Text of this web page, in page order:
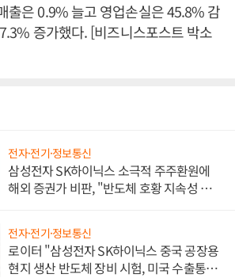
출은 0.9% 늘고 영업손실은 45.8% 감
증가했다. [비즈니스포스트 박소
전자·전기·정보통신
삼성전자 SK하이닉스 소극적 주주환원에
해외 증권가 비판, "반도체 호황 지속성 의
전자·전기·정보통신
로이터 "삼성전자 SK하이닉스 중국 공장용
현지 생산 반도체 장비 시험, 미국 수출통제